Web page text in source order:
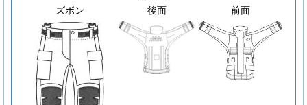
ズボン
後面 前面